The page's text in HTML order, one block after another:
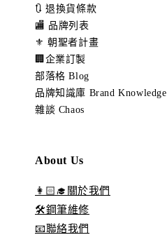
🔃 退換貨條款
🏬 品牌列表
⚜️ 朝聖者計畫
🏢企業訂製
部落格 Blog
品牌知識庫 Brand Knowledge
雜談 Chaos
About Us
👩🏻‍🎓關於我們
🛠️鋼筆維修
📧聯絡我們